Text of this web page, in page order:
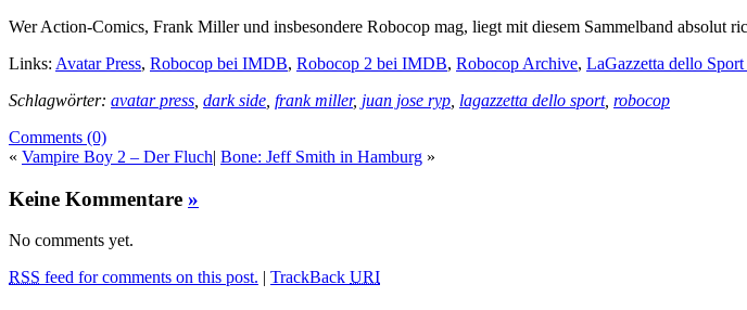
Wer Action-Comics, Frank Miller und insbesondere Robocop mag, liegt mit diesem Sammelband absolut
Links: Avatar Press, Robocop bei IMDB, Robocop 2 bei IMDB, Robocop Archive, LaGazzetta dello
Schlagwörter: avatar press dark side frank miller, juan jose ryp lagazzetta dello sport, robocop
Comments (0)
« Vampire Boy 2 – Der Fluch| Bone: Jeff Smith in Hamburg »
Keine Kommentare »
No comments yet.
RSS feed for comments on this post. | TrackBack URI